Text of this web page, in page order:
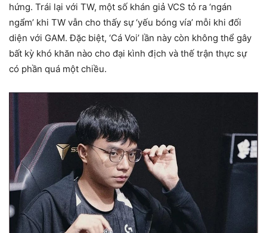
hứng. Trái lại với TW, một số khán giả VCS tỏ ra ‘ngán
ngẩm’ khi TW vẫn cho thấy sự ‘yếu bóng vía’ mỗi khi đối
diện với GAM. Đặc biệt, ‘Cá Voi’ lần này còn không thể gây
bất kỳ khó khăn nào cho đại kình địch và thế trận thực sự
có phần quá một chiều.